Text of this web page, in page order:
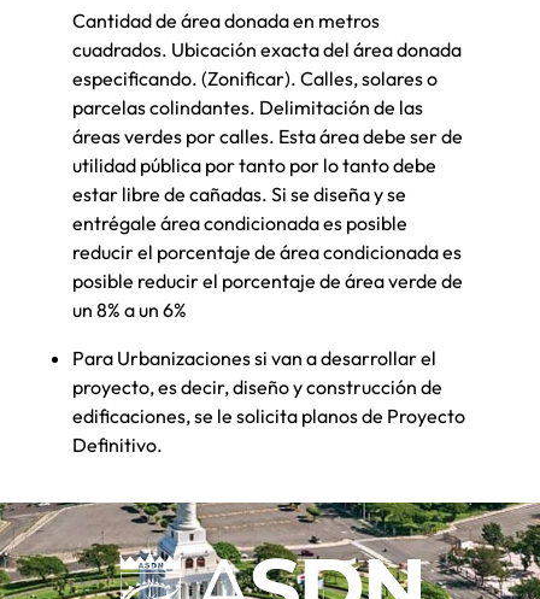
Cantidad de área donada en metros
cuadrados. Ubicación exacta del área donada
especificando. (Zonificar). Calles, solares o
parcelas colindantes. Delimitación de las
áreas verdes por calles. Esta área debe ser de
utilidad pública por tanto por lo tanto debe
estar libre de cañadas. Si se diseña y se
entrégale área condicionada es posible
reducir el porcentaje de área condicionada es
posible reducir el porcentaje de área verde de
un 8% a un 6%
Para Urbanizaciones si van a desarrollar el
proyecto, es decir, diseño y construcción de
edificaciones, se le solicita planos de Proyecto
Definitivo.